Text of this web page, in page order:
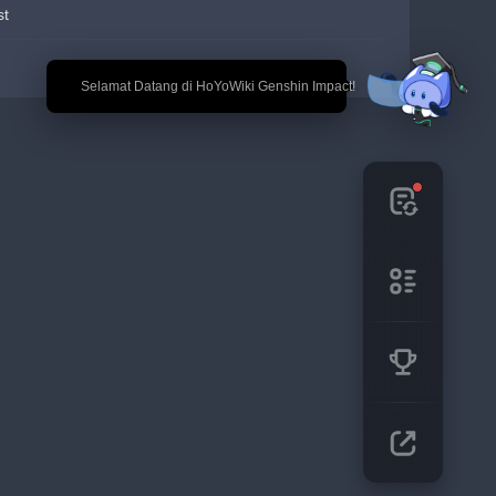
🎉 Selamat Datang di HoYoWiki Genshin Impact!